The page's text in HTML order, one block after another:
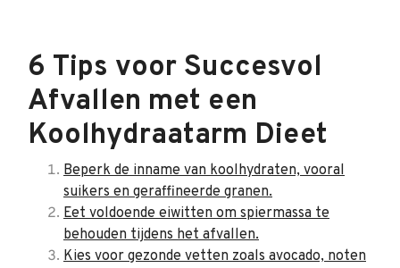
6 Tips voor Succesvol
Afvallen met een
Koolhydraatarm Dieet
Beperk de inname van koolhydraten, vooral
suikers en geraffineerde granen.
Eet voldoende eiwitten om spiermassa te
behouden tijdens het afvallen.
Kies voor gezonde vetten zoals avocado, noten